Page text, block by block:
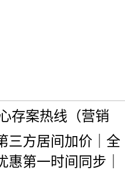
存案热线（营销
三方居间加价｜全
第一时间同步｜